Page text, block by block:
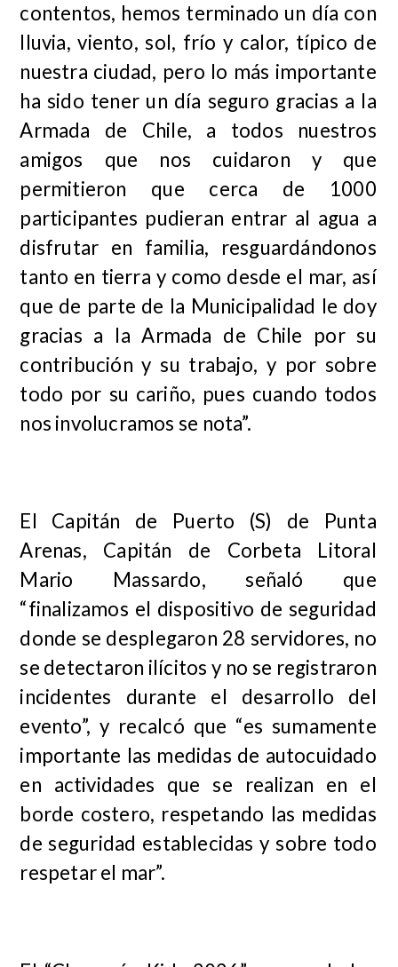
contentos, hemos terminado un día con
lluvia, viento, sol, frío y calor, típico de
nuestra ciudad, pero lo más importante
ha sido tener un día seguro gracias a la
Armada de Chile, a todos nuestros
amigos que nos cuidaron y que
permitieron que cerca de 1000
participantes pudieran entrar al agua a
disfrutar en familia, resguardándonos
tanto en tierra y como desde el mar, así
que de parte de la Municipalidad le doy
gracias a la Armada de Chile por su
contribución y su trabajo, y por sobre
todo por su cariño, pues cuando todos
nos involucramos se nota”.
El Capitán de Puerto (S) de Punta
Arenas, Capitán de Corbeta Litoral
Mario Massardo, señaló que
“finalizamos el dispositivo de seguridad
donde se desplegaron 28 servidores, no
se detectaron ilícitos y no se registraron
incidentes durante el desarrollo del
evento”, y recalcó que “es sumamente
importante las medidas de autocuidado
en actividades que se realizan en el
borde costero, respetando las medidas
de seguridad establecidas y sobre todo
respetar el mar”.